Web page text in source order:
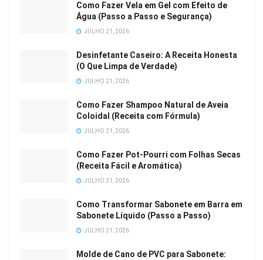
Como Fazer Vela em Gel com Efeito de
Água (Passo a Passo e Segurança)
JULHO 21, 2026
Desinfetante Caseiro: A Receita Honesta
(O Que Limpa de Verdade)
JULHO 21, 2026
Como Fazer Shampoo Natural de Aveia
Coloidal (Receita com Fórmula)
JULHO 21, 2026
Como Fazer Pot-Pourri com Folhas Secas
(Receita Fácil e Aromática)
JULHO 21, 2026
Como Transformar Sabonete em Barra em
Sabonete Líquido (Passo a Passo)
JULHO 21, 2026
Molde de Cano de PVC para Sabonete: